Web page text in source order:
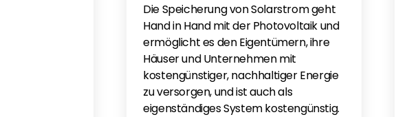
Die Speicherung von Solarstrom geht
Hand in Hand mit der Photovoltaik und
ermöglicht es den Eigentümern, ihre
Häuser und Unternehmen mit
kostengünstiger, nachhaltiger Energie
zu versorgen, und ist auch als
eigenständiges System kostengünstig.